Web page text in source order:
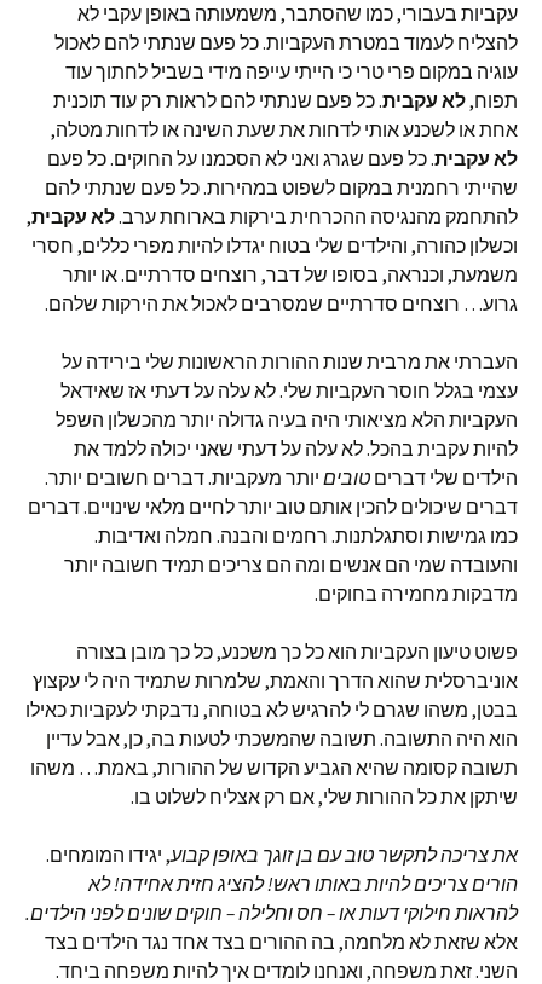
עקביות בעבורי, כמו שהסתבר, משמעותה באופן עקבי לא
להצליח לעמוד במטרת העקביות. כל פעם שנתתי להם לאכול
עוגיה במקום פרי טרי כי הייתי עייפה מידי בשביל לחתוך עוד
תפוח,לא עקבית. כל פעם שנתתי להם לראות רק עוד תוכנית
אחת או לשכנע אותי לדחות את שעת השינה או לדחות מטלה,
לא עקבית. כל פעם שגרג ואני לא הסכמנו על החוקים. כל פעם
שהייתי רחמנית במקום לשפוט במהירות. כל פעם שנתתי להם
להתחמק מהנגיסה ההכרחית בירקות בארוחת ערב.לא עקבית,
וכשלון כהורה, והילדים שלי בטוח יגדלו להיות מפרי כללים, חסרי
משמעת, וכנראה, בסופו של דבר, רוצחים סדרתיים. או יותר
גרוע… רוצחים סדרתיים שמסרבים לאכול את הירקות שלהם.
העברתי את מרבית שנות ההורות הראשונות שלי בירידה על
עצמי בגלל חוסר העקביות שלי. לא עלה על דעתי אז שאידאל
העקביות הלא מציאותי היה בעיה גדולה יותר מהכשלון השפל
להיות עקבית בהכל. לא עלה על דעתי שאני יכולה ללמד את
הילדים שלי דברים טובים יותר מעקביות. דברים חשובים יותר.
דברים שיכולים להכין אותם טוב יותר לחיים מלאי שינויים. דברים
כמו גמישות וסתגלתנות. רחמים והבנה. חמלה ואדיבות.
והעובדה שמי הם אנשים ומה הם צריכים תמיד חשובה יותר
מדבקות מחמירה בחוקים.
פשוט טיעון העקביות הוא כל כך משכנע, כל כך מובן בצורה
אוניברסלית שהוא הדרך והאמת, שלמרות שתמיד היה לי עקצוץ
בבטן, משהו שגרם לי להרגיש לא בטוחה, נדבקתי לעקביות כאילו
הוא היה התשובה. תשובה שהמשכתי לטעות בה, כן, אבל עדיין
תשובה קסומה שהיא הגביע הקדוש של ההורות, באמת… משהו
שיתקן את כל ההורות שלי, אם רק אצליח לשלוט בו.
את צריכה לתקשר טוב עם בן זוגך באופן קבוע, יגידו המומחים.
הורים צריכים להיות באותו ראש! להציג חזית אחידה! לא
להראות חילוקי דעות או – חס וחלילה – חוקים שונים לפני הילדים.
אלא שזאת לא מלחמה, בה ההורים בצד אחד נגד הילדים בצד
השני. זאת משפחה, ואנחנו לומדים איך להיות משפחה ביחד.